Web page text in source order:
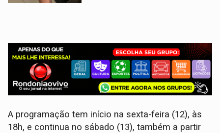
A programação tem início na sexta-feira (12), às
18h, e continua no sábado (13), também a partir